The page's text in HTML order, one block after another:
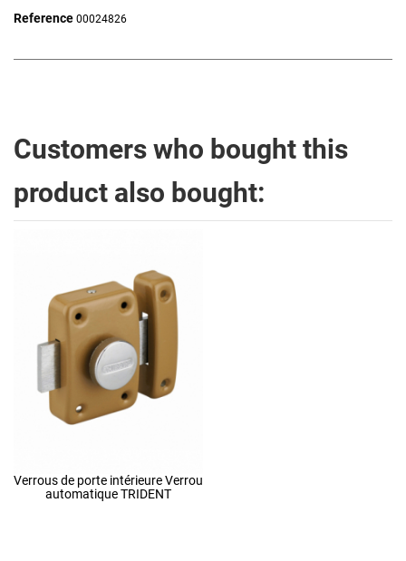
Reference 00024826
Customers who bought this
product also bought:
Verrous de porte intérieure Verrou
automatique TRIDENT